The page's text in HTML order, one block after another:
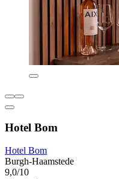
Hotel Bom
Hotel Bom
Burgh-Haamstede
9,0/10